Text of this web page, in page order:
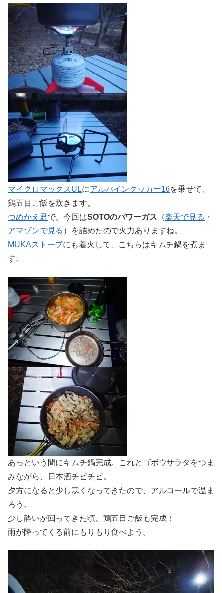
マイクロマックスULにアルパインクッカー16を乗せて、
鶏五目ご飯を炊きます。
つめかえ君で、今回はSOTOのパワーガス （楽天で見る ・
アマゾンで見る ）を詰めたので火力ありますね。
MUKAストーブにも着火して、こちらはキムチ鍋を煮ま
す。
あっという間にキムチ鍋完成。これとゴボウサラダをつま
みながら、日本酒チビチビ。
夕方になると少し寒くなってきたので、アルコールで温ま
ろう。
少し酔いが回ってきた頃、鶏五目ご飯も完成！
雨が降ってくる前にもりもり食べよう。